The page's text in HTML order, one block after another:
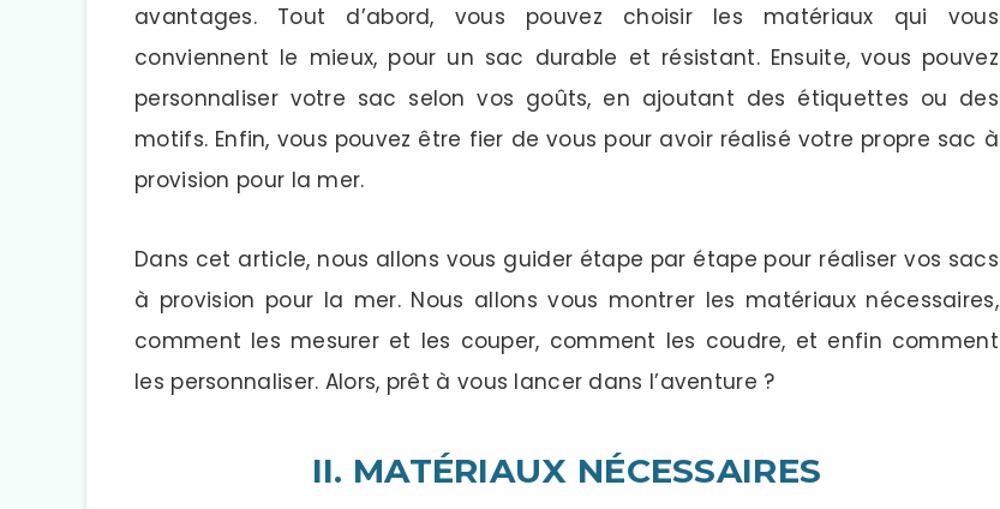
avantages. Tout d’abord, vous pouvez choisir les matériaux qui vous
conviennent le mieux, pour un sac durable et résistant. Ensuite, vous pouvez
personnaliser votre sac selon vos goûts, en ajoutant des étiquettes ou des
motifs. Enfin, vous pouvez être fier de vous pour avoir réalisé votre propre sac à
provision pour la mer.
Dans cet article, nous allons vous guider étape par étape pour réaliser vos sacs
à provision pour la mer. Nous allons vous montrer les matériaux nécessaires,
comment les mesurer et les couper, comment les coudre, et enfin comment
les personnaliser. Alors, prêt à vous lancer dans l’aventure ?
II. MATÉRIAUX NÉCESSAIRES